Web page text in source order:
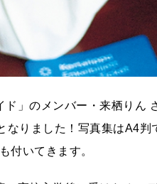
ド」のメンバー・来栖り
なりました！写真集はA4
付いてきます。